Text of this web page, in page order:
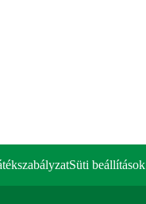
Süti beállítások